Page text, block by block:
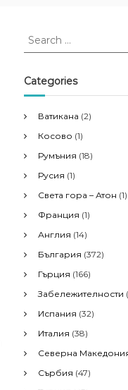
S
r
c
f
o
r
Categories
Ватикана (2)
Косово (1)
Румъния (18)
Русия (1)
Света гора – Атон (1)
Франция (1)
Англия (14)
България (372)
Гърция (166)
Забележителности
Испания (32)
Италия (38)
Северна
Сърбия (47)